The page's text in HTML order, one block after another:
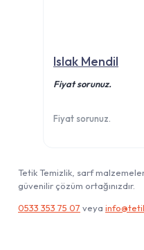
Islak Mendil
Fiyat sorunuz.
Fiyat sorunuz.
Tetik Temizlik, sarf
güvenilir çözüm ortağınızdır.
0533 353 75 07 veya